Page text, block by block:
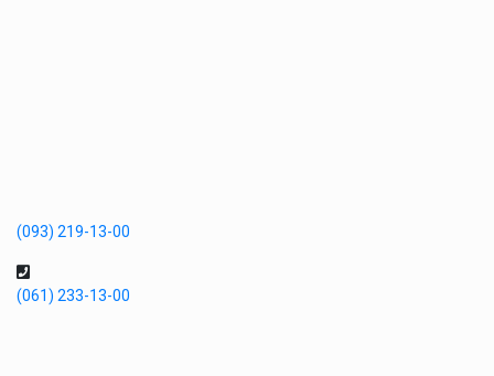
(093) 219-13-00
(061) 233-13-00